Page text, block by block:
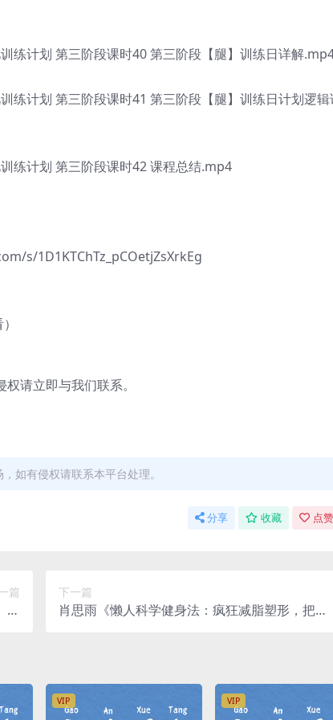
计划 第三阶段课时40 第三阶段【腿】训练日详解
计划 第三阶段课时41 第三阶段【腿】训练日计划逻辑
计划 第三阶段课时42 课程总结.mp4
s/1D1KTChTz_pCOetjZsXrkEg
请立即与我们联系。
如有侵权请联系本平台处理。
分享 收藏 点
篇
百
下一篇
肖思雨《懒人科学健身法：疯狂减脂塑形，把私
VIP VIP